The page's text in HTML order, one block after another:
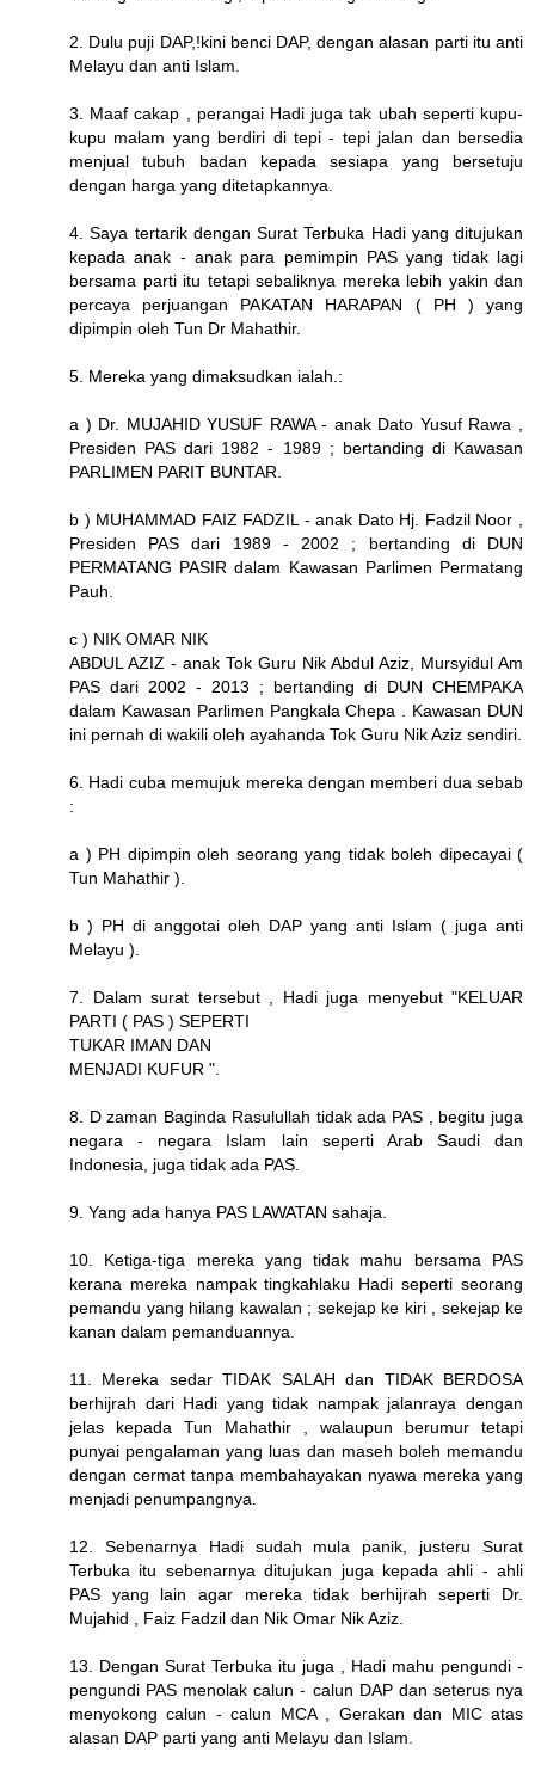
2. Dulu puji DAP,!kini benci DAP, dengan alasan parti itu anti
Melayu dan anti Islam.
3. Maaf cakap , perangai Hadi juga tak ubah seperti kupu-
kupu malam yang berdiri di tepi - tepi jalan dan bersedia
menjual tubuh badan kepada sesiapa yang bersetuju
dengan harga yang ditetapkannya.
4. Saya tertarik dengan Surat Terbuka Hadi yang ditujukan
kepada anak - anak para pemimpin PAS yang tidak lagi
bersama parti itu tetapi sebaliknya mereka lebih yakin dan
percaya perjuangan PAKATAN HARAPAN ( PH ) yang
dipimpin oleh Tun Dr Mahathir.
5. Mereka yang dimaksudkan ialah.:
a ) Dr. MUJAHID YUSUF RAWA - anak Dato Yusuf Rawa ,
Presiden PAS dari 1982 - 1989 ; bertanding di Kawasan
PARLIMEN PARIT BUNTAR.
b ) MUHAMMAD FAIZ FADZIL - anak Dato Hj. Fadzil Noor ,
Presiden PAS dari 1989 - 2002 ; bertanding di DUN
PERMATANG PASIR dalam Kawasan Parlimen Permatang
Pauh.
c ) NIK OMAR NIK
ABDUL AZIZ - anak Tok Guru Nik Abdul Aziz, Mursyidul Am
PAS dari 2002 - 2013 ; bertanding di DUN CHEMPAKA
dalam Kawasan Parlimen Pangkala Chepa . Kawasan DUN
ini pernah di wakili oleh ayahanda Tok Guru Nik Aziz sendiri.
6. Hadi cuba memujuk mereka dengan memberi dua sebab
:
a ) PH dipimpin oleh seorang yang tidak boleh dipecayai (
Tun Mahathir ).
b ) PH di anggotai oleh DAP yang anti Islam ( juga anti
Melayu ).
7. Dalam surat tersebut , Hadi juga menyebut "KELUAR
PARTI ( PAS ) SEPERTI
TUKAR IMAN DAN
MENJADI KUFUR ".
8. D zaman Baginda Rasulullah tidak ada PAS , begitu juga
negara - negara Islam lain seperti Arab Saudi dan
Indonesia, juga tidak ada PAS.
9. Yang ada hanya PAS LAWATAN sahaja.
10. Ketiga-tiga mereka yang tidak mahu bersama PAS
kerana mereka nampak tingkahlaku Hadi seperti seorang
pemandu yang hilang kawalan ; sekejap ke kiri , sekejap ke
kanan dalam pemanduannya.
11. Mereka sedar TIDAK SALAH dan TIDAK BERDOSA
berhijrah dari Hadi yang tidak nampak jalanraya dengan
jelas kepada Tun Mahathir , walaupun berumur tetapi
punyai pengalaman yang luas dan maseh boleh memandu
dengan cermat tanpa membahayakan nyawa mereka yang
menjadi penumpangnya.
12. Sebenarnya Hadi sudah mula panik, justeru Surat
Terbuka itu sebenarnya ditujukan juga kepada ahli - ahli
PAS yang lain agar mereka tidak berhijrah seperti Dr.
Mujahid , Faiz Fadzil dan Nik Omar Nik Aziz.
13. Dengan Surat Terbuka itu juga , Hadi mahu pengundi -
pengundi PAS menolak calun - calun DAP dan seterus nya
menyokong calun - calun MCA , Gerakan dan MIC atas
alasan DAP parti yang anti Melayu dan Islam.